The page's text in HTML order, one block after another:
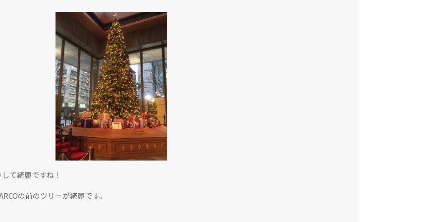
て綺麗ですね！
の前のツリーが綺麗です。